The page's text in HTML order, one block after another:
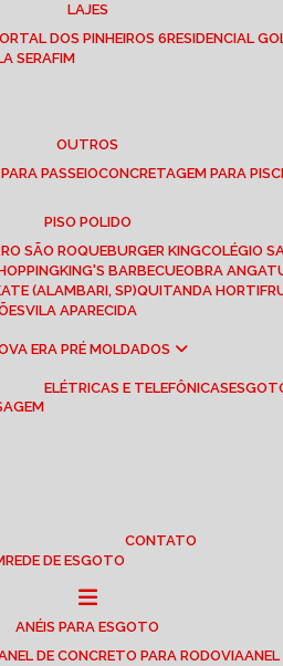
LAJES
PORTAL DOS PINHEIROS 6 RESIDENCIAL
SERAFIM
OUTROS
PASSEIO CONCRETAGEM PARA
PISO POLIDO
SÃO ROQUE BURGER KING COLÉGIO
KING'S BARBECUE OBRA
(ALAMBARI, SP) QUITANDA
VILA APARECIDA
ERA PRÉ MOLDADOS
ELÉTRICAS E TELEFÔNICAS
REDE DE ESGOTO
CONTATO
ANÉIS PARA ESGOTO
ANEL DE CONCRETO PARA RODOVIA